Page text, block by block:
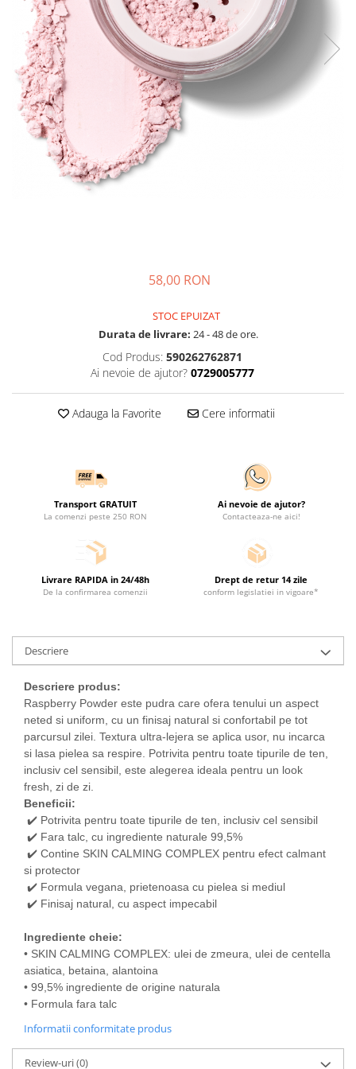
58,00 RON
STOC EPUIZAT
Durata de livrare: 24 - 48 de ore.
Cod Produs: 590262762871
Ai nevoie de ajutor? 0729005777
Adauga la Favorite Cere informatii
Transport GRATUIT
La comenzi peste 250 RON
Ai nevoie de ajutor?
Contacteaza-ne aici!
Livrare RAPIDA in 24/48h
De la confirmarea comenzii
Drept de retur 14 zile
conform legislatiei in vigoare*
Descriere
Descriere produs:
Raspberry Powder este pudra care ofera tenului un aspect
neted si uniform, cu un finisaj natural si confortabil pe tot
parcursul zilei. Textura ultra-lejera se aplica usor, nu incarca
si lasa pielea sa respire. Potrivita pentru toate tipurile de ten,
inclusiv cel sensibil, este alegerea ideala pentru un look
fresh, zi de zi.
Beneficii:
✔️ Potrivita pentru toate tipurile de ten, inclusiv cel sensibil
✔️ Fara talc, cu ingrediente naturale 99,5%
✔️ Contine SKIN CALMING COMPLEX pentru efect calmant
si protector
✔️ Formula vegana, prietenoasa cu pielea si mediul
✔️ Finisaj natural, cu aspect impecabil
Ingrediente cheie:
• SKIN CALMING COMPLEX: ulei de zmeura, ulei de centella
asiatica, betaina, alantoina
• 99,5% ingrediente de origine naturala
• Formula fara talc
Informatii conformitate produs
Review-uri(0)